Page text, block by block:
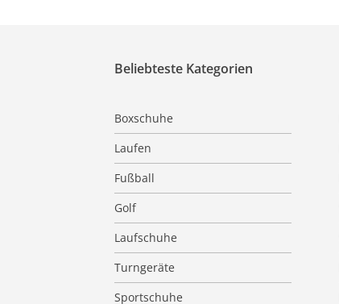
Beliebteste Kategorien
Boxschuhe
Laufen
Fußball
Golf
Laufschuhe
Turngeräte
Sportschuhe